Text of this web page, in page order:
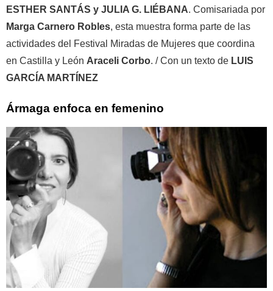
ESTHER SANTÁS y JULIA G. LIÉBANA. Comisariada por
Marga Carnero Robles, esta muestra forma parte de las
actividades del Festival Miradas de Mujeres que coordina
en Castilla y León Araceli Corbo. / Con un texto de LUIS
GARCÍA MARTÍNEZ
Ármaga enfoca en femenino